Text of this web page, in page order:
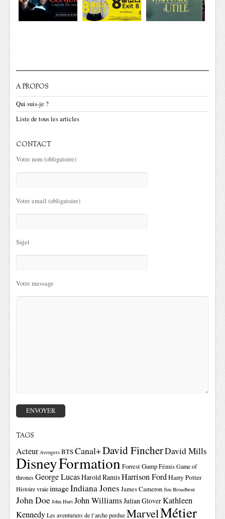
A PROPOS
Qui suis-je ?
Liste de tous les articles
CONTACT
Votre nom (obligatoire)
Votre email (obligatoire)
Sujet
Votre message
TAGS
Acteur Avengers BTSCanal+David FincherDavid Mills
DisneyFormationForrest GumpFémis Game of
thrones George LucasHarold RamisHarrison FordHarry Potter
Histoire vraie imageIndiana Jones James Cameron Jim Broadbent
John Doe John Hurt John WilliamsJulian GloverKathleen
Kennedy Les aventuriers de l’arche perdue MarvelMétier